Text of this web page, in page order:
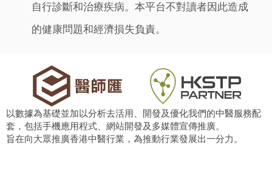
自行診斷和治療疾病。本平台不對讀者因此造成
的健康問題和經濟損失負責。
以數據為基礎並加以分析去活用、開發及優化我們的中醫服務配
套，包括手機應用程式、網站開發及多媒體宣傳推廣。
旨在向大眾推廣香港中醫行業，為推動行業發展出一分力。